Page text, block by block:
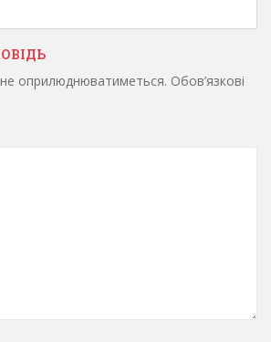
оприлюднюватиметься. Обов’язкові